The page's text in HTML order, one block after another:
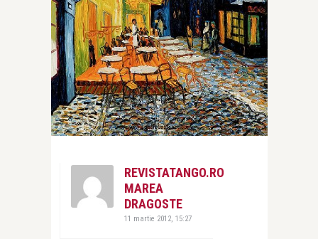
REVISTATANGO.RO
MAREA
DRAGOSTE
11 martie 2012, 15:27